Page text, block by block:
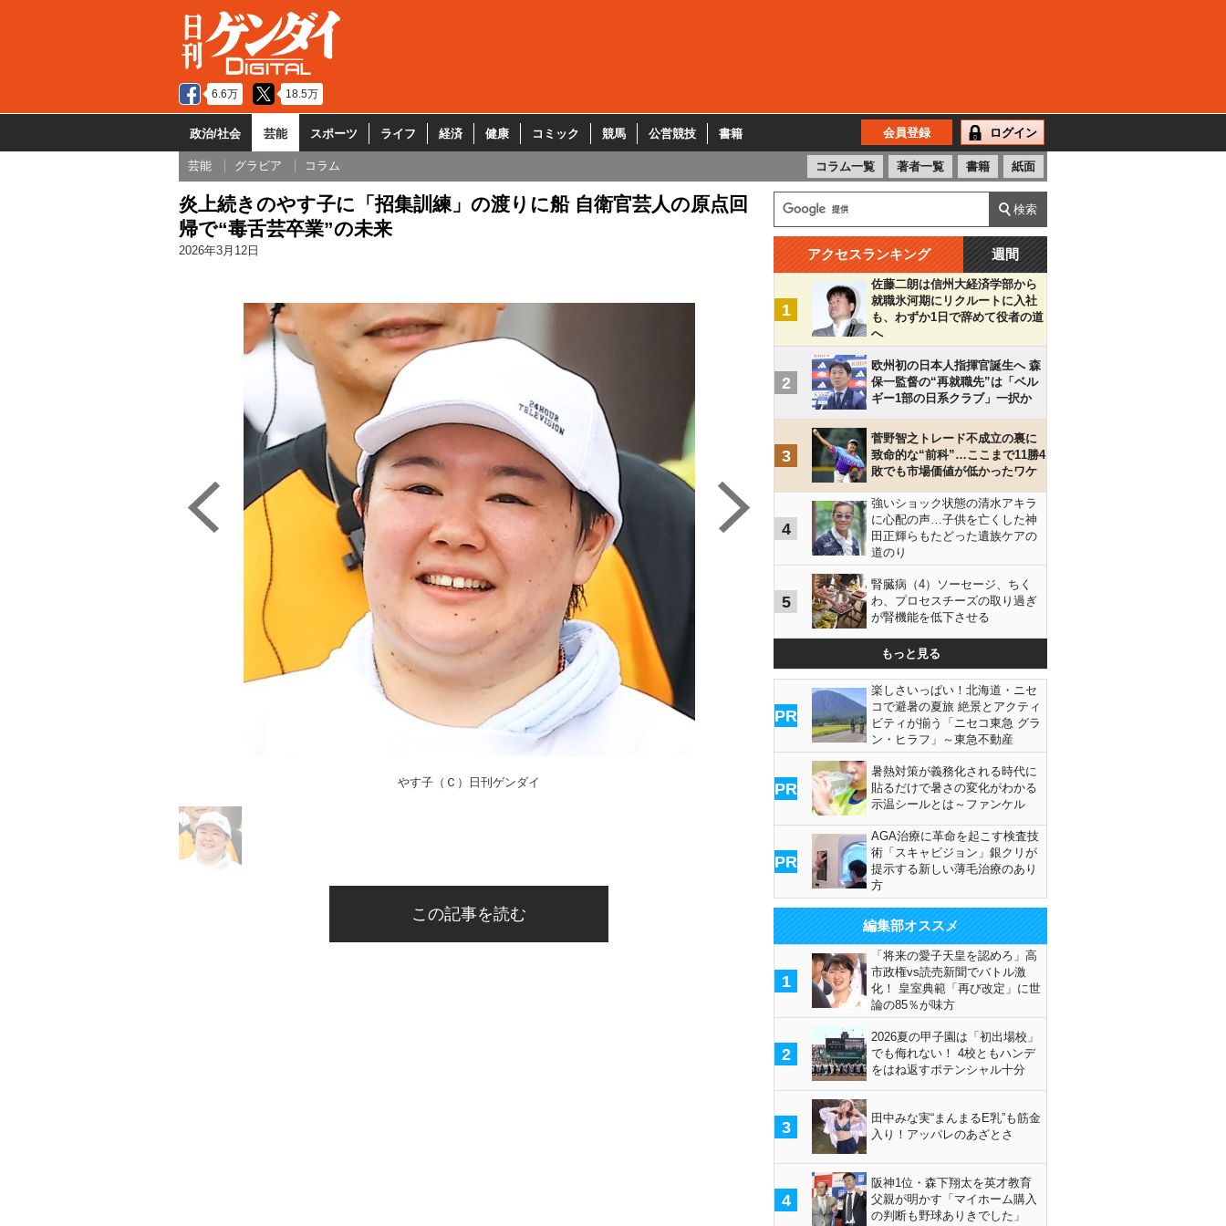
6.6万 18.5万
政治/社会 芸能 スポーツ ライフ 経済 健康 コミック 競馬 公営競技 書籍 会員登録 ログイン
芸能 グラビア コラム コラム一覧 著者一覧 書籍 紙面
炎上続きのやす子に「招集訓練」の渡りに船 自衛官芸人の原点回
帰で“毒舌芸卒業”の未来
2026年3月12日
やす子（Ｃ）日刊ゲンダイ
この記事を読む
アクセスランキング 週間
1
佐藤二朗は信州大経済学部から
就職氷河期にリクルートに入社
も、わずか1日で辞めて役者の道
へ
2
欧州初の日本人指揮官誕生へ 森
保一監督の“再就職先”は「ベル
ギー1部の日系クラブ」一択か
3
菅野智之トレード不成立の裏に
致命的な“前科”…ここまで11勝4
敗でも市場価値が低かったワケ
4
強いショック状態の清水アキラ
に心配の声…子供を亡くした神
田正輝らもたどった遺族ケアの
道のり
5
腎臓病（4）ソーセージ、ちく
わ、プロセスチーズの取り過ぎ
が腎機能を低下させる
もっと見る
PR
楽しさいっぱい！北海道・ニセ
コで避暑の夏旅 絶景とアクティ
ビティが揃う「ニセコ東急 グラ
ン・ヒラフ」～東急不動産
PR
暑熱対策が義務化される時代に
貼るだけで暑さの変化がわかる
示温シールとは～ファンケル
PR
AGA治療に革命を起こす検査技
術「スキャビジョン」銀クリが
提示する新しい薄毛治療のあり
方
編集部オススメ
1
「将来の愛子天皇を認めろ」高
市政権vs読売新聞でバトル激
化！ 皇室典範「再び改定」に世
論の85％が味方
2
2026夏の甲子園は「初出場校」
でも侮れない！ 4校ともハンデ
をはね返すポテンシャル十分
3
田中みな実“まんまるE乳”も筋金
入り！アッパレのあざとさ
4
阪神1位・森下翔太を英才教育
父親が明かす「マイホーム購入
の判断も野球ありきでした」